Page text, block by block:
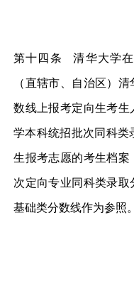
第十四条 清华大学
（直辖市、自治区）
数线上报考定向生考
学本科统招批次同科
生报考志愿的考生档
次定向专业同科类录
基础类分数线作为参照。